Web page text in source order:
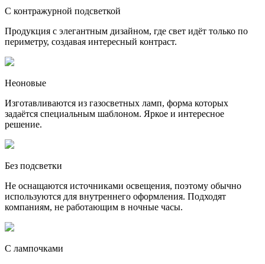
С контражурной подсветкой
Продукция с элегантным дизайном, где свет идёт только по
периметру, создавая интересный контраст.
Неоновые
Изготавливаются из газосветных ламп, форма которых
задаётся специальным шаблоном. Яркое и интересное
решение.
Без подсветки
Не оснащаются источниками освещения, поэтому обычно
используются для внутреннего оформления. Подходят
компаниям, не работающим в ночные часы.
С лампочками